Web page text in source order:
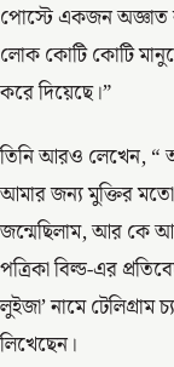
পোস্টে একজন অজ্ঞাত
লোক কোটি কোটি
করে দিয়েছে।”
তিনি আরও লেখেন, “
আমার জন্য মুক্তির
জন্মেছিলাম, আর কে
পত্রিকা বিল্ড-এর
লুইজা’ নামে
লিখেছেন।